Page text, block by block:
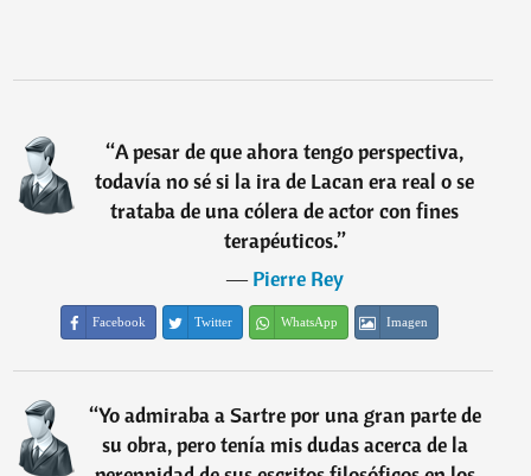
“A pesar de que ahora tengo perspectiva,
todavía no sé si la ira de Lacan era real o se
trataba de una cólera de actor con fines
terapéuticos.”
―Pierre Rey
Facebook Twitter WhatsApp Imagen
“Yo admiraba a Sartre por una gran parte de
su obra, pero tenía mis dudas acerca de la